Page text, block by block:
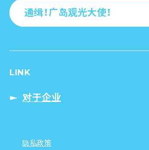
通缉！广岛观光大使！
LINK
对于企业
隐私政策